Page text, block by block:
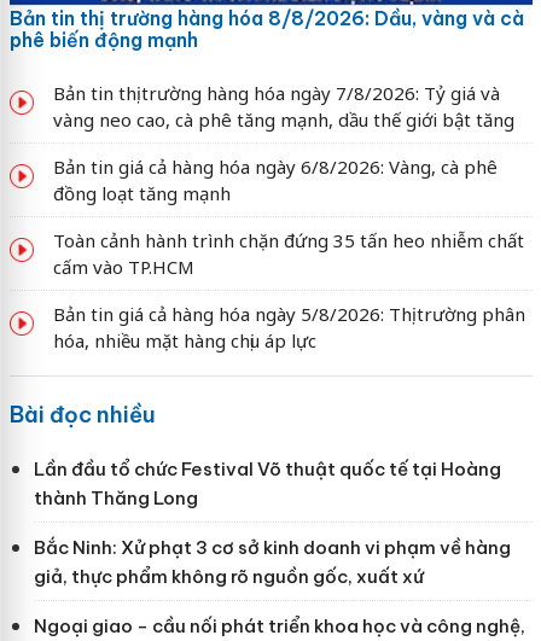
Bản tin thị trường hàng hóa 8/8/2026: Dầu, vàng và cà
phê biến động mạnh
Bản tin thị trường hàng hóa ngày 7/8/2026: Tỷ giá và
vàng neo cao, cà phê tăng mạnh, dầu thế giới bật tăng
Bản tin giá cả hàng hóa ngày 6/8/2026: Vàng, cà phê
đồng loạt tăng mạnh
Toàn cảnh hành trình chặn đứng 35 tấn heo nhiễm chất
cấm vào TP.HCM
Bản tin giá cả hàng hóa ngày 5/8/2026: Thị trường phân
hóa, nhiều mặt hàng chịu áp lực
Bài đọc nhiều
Lần đầu tổ chức Festival Võ thuật quốc tế tại Hoàng
thành Thăng Long
Bắc Ninh: Xử phạt 3 cơ sở kinh doanh vi phạm về hàng
giả, thực phẩm không rõ nguồn gốc, xuất xứ
Ngoại giao - cầu nối phát triển khoa học và công nghệ,